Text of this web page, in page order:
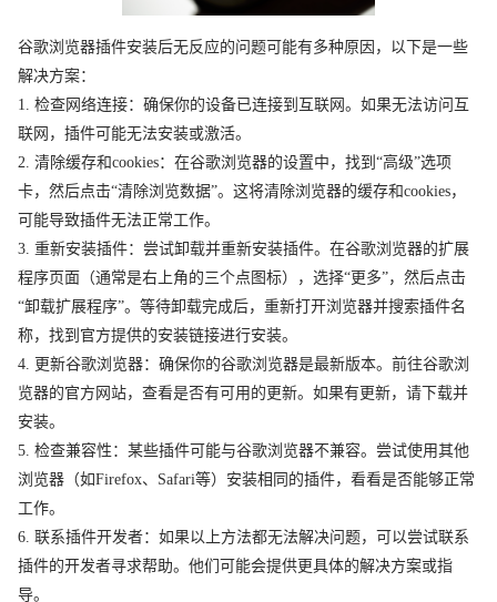
谷歌浏览器插件安装后无反应的问题可能有多种原因，以下是一些
解决方案：
1. 检查网络连接：确保你的设备已连接到互联网。如果无法访问互
联网，插件可能无法安装或激活。
2. 清除缓存和cookies：在谷歌浏览器的设置中，找到“高级”选项
卡，然后点击“清除浏览数据”。这将清除浏览器的缓存和cookies，
可能导致插件无法正常工作。
3. 重新安装插件：尝试卸载并重新安装插件。在谷歌浏览器的扩展
程序页面（通常是右上角的三个点图标），选择“更多”，然后点击
“卸载扩展程序”。等待卸载完成后，重新打开浏览器并搜索插件名
称，找到官方提供的安装链接进行安装。
4. 更新谷歌浏览器：确保你的谷歌浏览器是最新版本。前往谷歌浏
览器的官方网站，查看是否有可用的更新。如果有更新，请下载并
安装。
5. 检查兼容性：某些插件可能与谷歌浏览器不兼容。尝试使用其他
浏览器（如Firefox、Safari等）安装相同的插件，看看是否能够正常
工作。
6. 联系插件开发者：如果以上方法都无法解决问题，可以尝试联系
插件的开发者寻求帮助。他们可能会提供更具体的解决方案或指
导。